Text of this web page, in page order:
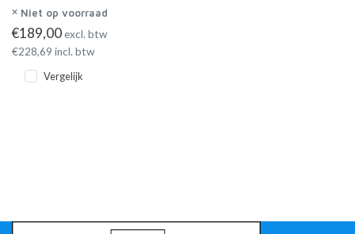
Niet op voorraad
€189,00excl. btw
€228,69 incl. btw
Vergelijk